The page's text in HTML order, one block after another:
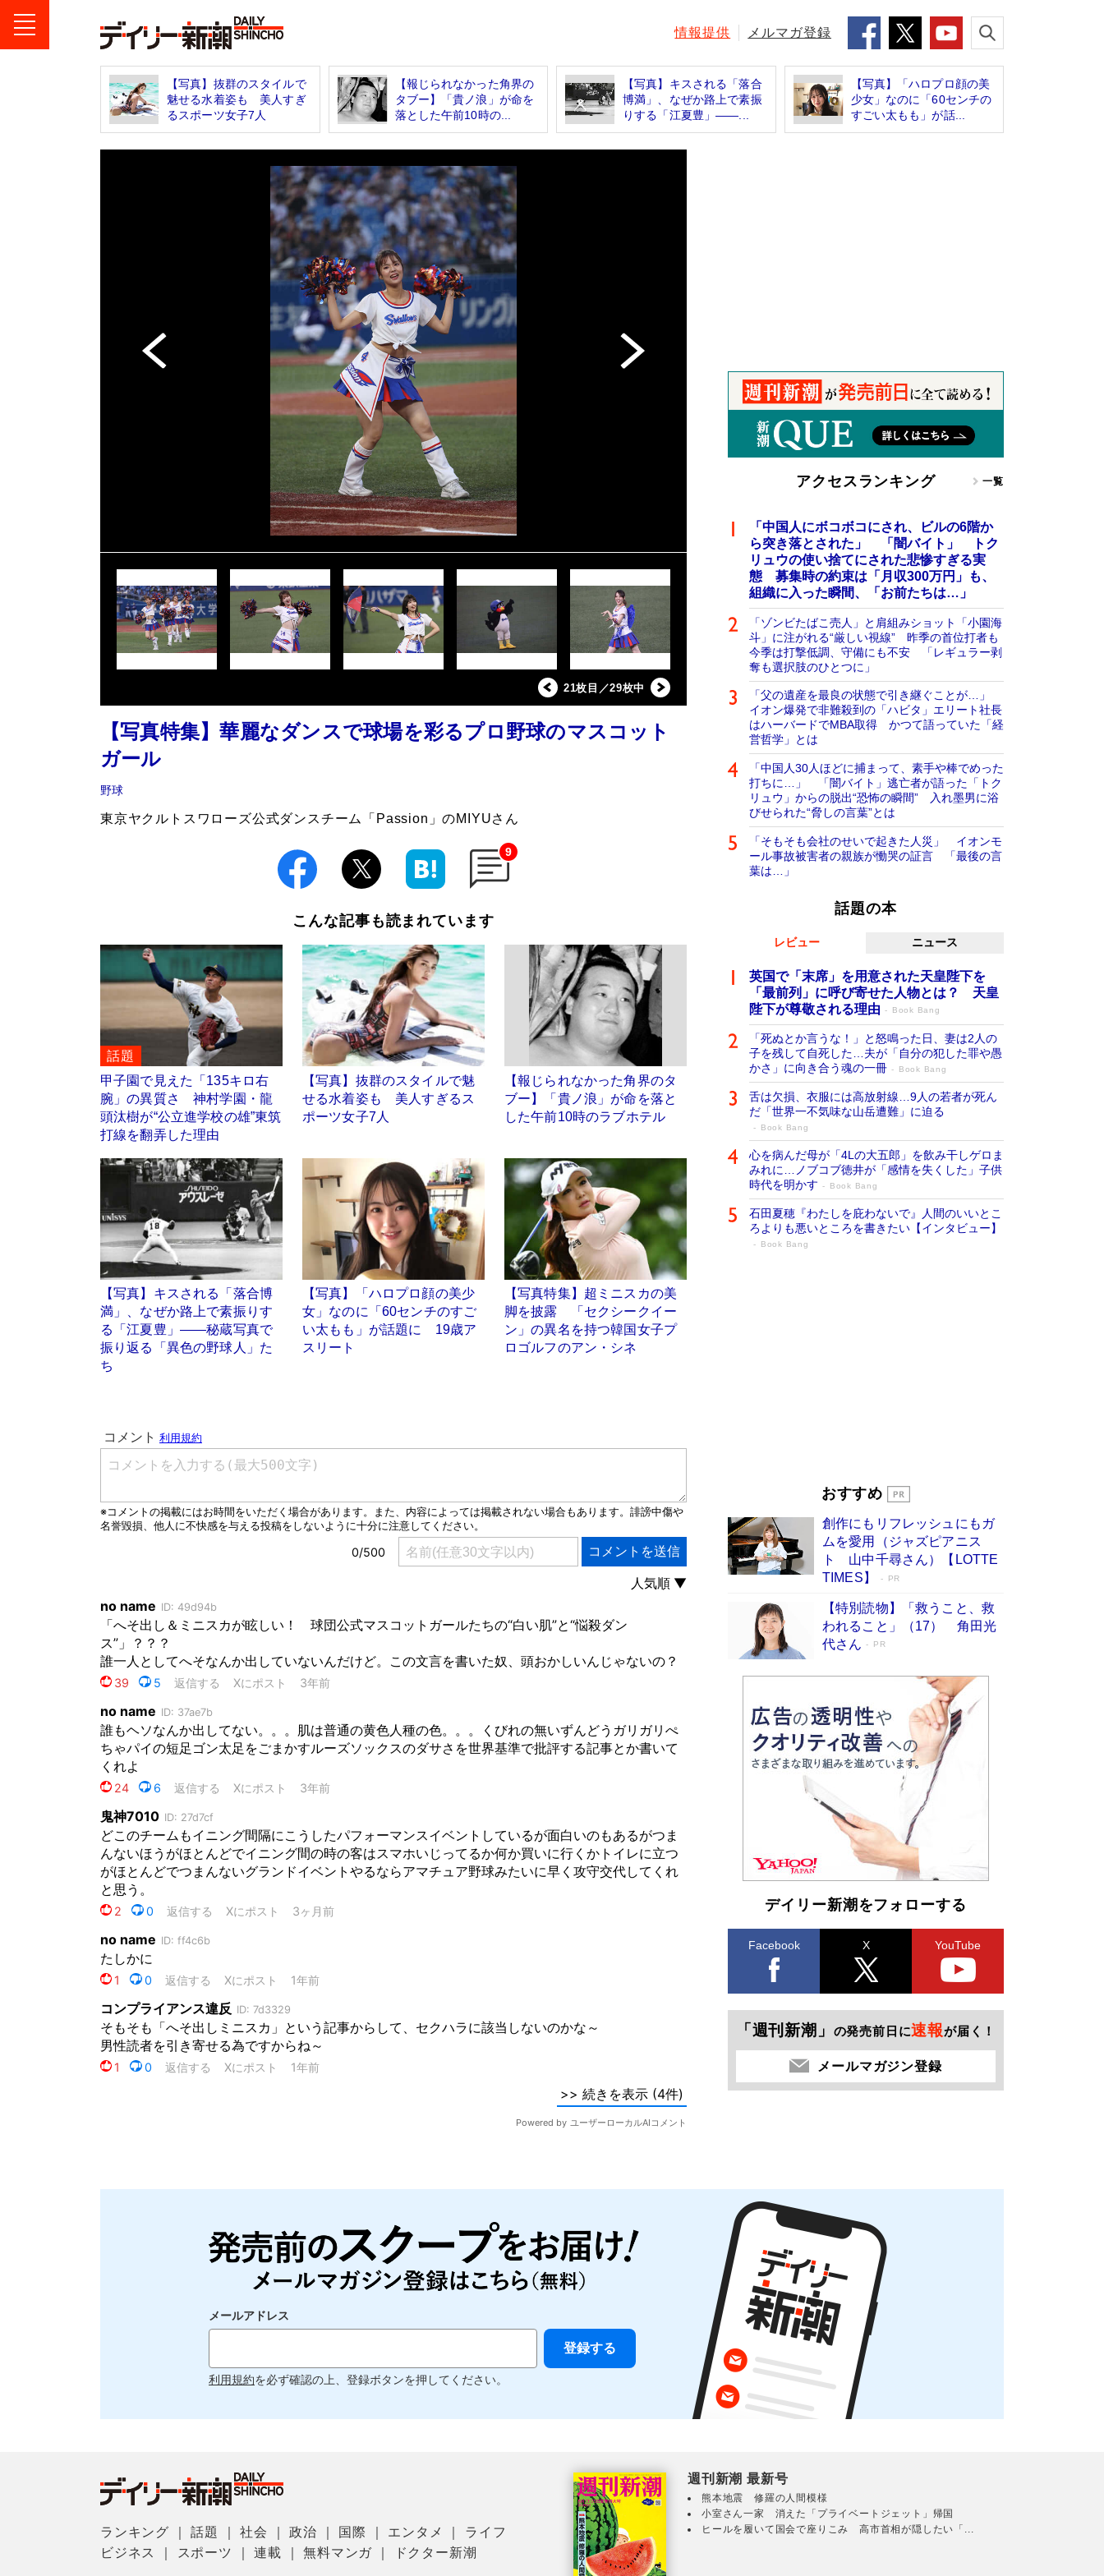
情報提供 メルマガ登録
【写真】抜群のスタイルで
魅せる水着姿も 美人すぎ
るスポーツ女子7人
【報じられなかった角界の
タブー】「貴ノ浪」が命を
落とした午前10時の...
【写真】キスされる「落合
博満」、なぜか路上で素振
りする「江夏豊」――...
【写真】「ハロプロ顔の美
少女」なのに「60センチの
すごい太もも」が話...
21枚目／29枚中
【写真特集】華麗なダンスで球場を彩るプロ野球のマスコット
ガール
野球
東京ヤクルトスワローズ公式ダンスチーム「Passion」のMIYUさん
9
こんな記事も読まれています
話題
甲子園で見えた「135キロ右
腕」の異質さ 神村学園・龍
頭汰樹が“公立進学校の雄”東筑
打線を翻弄した理由
【写真】抜群のスタイルで魅
せる水着姿も 美人すぎるス
ポーツ女子7人
【報じられなかった角界のタ
ブー】「貴ノ浪」が命を落と
した午前10時のラブホテル
【写真】キスされる「落合博
満」、なぜか路上で素振りす
る「江夏豊」――秘蔵写真で
振り返る「異色の野球人」た
ち
【写真】「ハロプロ顔の美少
女」なのに「60センチのすご
い太もも」が話題に 19歳ア
スリート
【写真特集】超ミニスカの美
脚を披露 「セクシークイー
ン」の異名を持つ韓国女子プ
ロゴルフのアン・シネ
アクセスランキング 一覧
「中国人にボコボコにされ、ビルの6階か
ら突き落とされた」 「闇バイト」 トク
リュウの使い捨てにされた悲惨すぎる実
態 募集時の約束は「月収300万円」も、
組織に入った瞬間、「お前たちは…」
「ゾンビたばこ売人」と肩組みショット「小園海
斗」に注がれる“厳しい視線” 昨季の首位打者も
今季は打撃低調、守備にも不安 「レギュラー剥
奪も選択肢のひとつに」
「父の遺産を最良の状態で引き継ぐことが…」
イオン爆発で非難殺到の「ハビタ」エリート社長
はハーバードでMBA取得 かつて語っていた「経
営哲学」とは
「中国人30人ほどに捕まって、素手や棒でめった
打ちに…」 「闇バイト」逃亡者が語った「トク
リュウ」からの脱出“恐怖の瞬間” 入れ墨男に浴
びせられた“脅しの言葉”とは
「そもそも会社のせいで起きた人災」 イオンモ
ール事故被害者の親族が慟哭の証言 「最後の言
葉は…」
話題の本
レビュー ニュース
英国で「末席」を用意された天皇陛下を
「最前列」に呼び寄せた人物とは？ 天皇
陛下が尊敬される理由
Book Bang
「死ぬとか言うな！」と怒鳴った日、妻は2人の
子を残して自死した…夫が「自分の犯した罪や愚
かさ」に向き合う魂の一冊
Book Bang
舌は欠損、衣服には高放射線…9人の若者が死ん
だ「世界一不気味な山岳遭難」に迫る
Book Bang
心を病んだ母が「4Lの大五郎」を飲み干しゲロま
みれに…ノブコブ徳井が「感情を失くした」子供
時代を明かす
Book Bang
石田夏穂『わたしを庇わないで』人間のいいとこ
ろよりも悪いところを書きたい【インタビュー】
Book Bang
和田秀樹の70代、80代向け新書がベスト3を独
占 上半期1位にも選出［新書ベストセラー］
Book Bang
おすすめ
創作にもリフレッシュにもガ
ムを愛用（ジャズピアニス
ト 山中千尋さん）【LOTTE
TIMES】
PR
【特別読物】「救うこと、救
われること」（17） 角田光
代さん
PR
デイリー新潮をフォローする
Facebook X YouTube
「週刊新潮」 の発売前日に速報が届く！
メールマガジン登録
メールアドレス
利用規約を必ず確認の上、登録ボタンを押してください。
ランキング ｜話題 ｜社会 ｜政治 国際 エンタメ
ライフ
ビジネス
スポーツ ｜連載 ｜無料マンガ ドクター新潮
週刊新潮 最新号
熊本地震 修羅の人間模様
小室さん一家 消えた「プライベートジェット」帰国
ヒールを履いて国会で座りこみ 高市首相が隠したい「...